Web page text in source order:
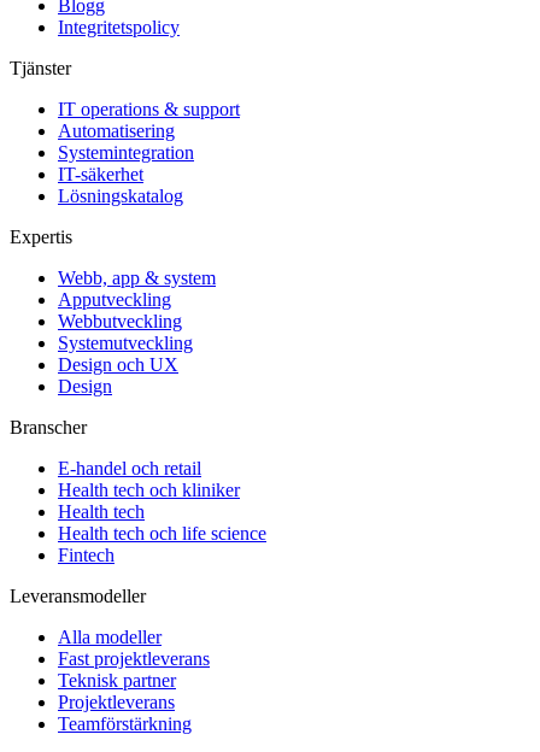
Blogg
Integritetspolicy
Tjänster
IT operations & support
Automatisering
Systemintegration
IT-säkerhet
Lösningskatalog
Expertis
Webb, app & system
Apputveckling
Webbutveckling
Systemutveckling
Design och UX
Design
Branscher
E-handel och retail
Health tech och kliniker
Health tech
Health tech och life science
Fintech
Leveransmodeller
Alla modeller
Fast projektleverans
Teknisk partner
Projektleverans
Teamförstärkning